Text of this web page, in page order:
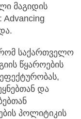
მაგიდის
რომ საქართველო
წყაროების
და
პოლიტიკის